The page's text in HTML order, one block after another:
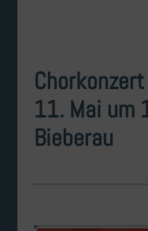
11. Mai um
Bieberau